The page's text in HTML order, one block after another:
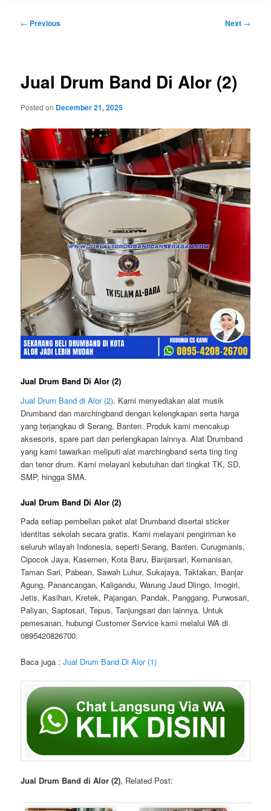
Post
← Previous Next →
Jual Drum Band Di Alor (2)
Posted on December 21, 2025
Jual Drum Band Di Alor (2)
Jual Drum Band di Alor (2). Kami menyediakan alat musik
Drumband dan marchingband dengan kelengkapan serta harga
yang terjangkau di Serang, Banten. Produk kami mencakup
aksesoris, spare part dan perlengkapan lainnya. Alat Drumband
yang kami tawarkan meliputi alat marchingband serta ting ting
dan tenor drum. Kami melayani kebutuhan dari tingkat TK, SD,
SMP, hingga SMA.
Jual Drum Band Di Alor (2)
Pada setiap pembelian paket alat Drumband disertai sticker
identitas sekolah secara gratis. Kami melayani pengiriman ke
seluruh wilayah Indonesia, seperti Serang, Banten, Curugmanis,
Cipocok Jaya, Kasemen, Kota Baru, Banjarsari, Kemanisan,
Taman Sari, Pabean, Sawah Luhur, Sukajaya, Taktakan, Banjar
Agung, Panancangan, Kaligandu, Warung Jaud Dlingo, Imogiri,
Jetis, Kasihan, Kretek, Pajangan, Pandak, Panggang, Purwosari,
Paliyan, Saptosari, Tepus, Tanjungsari dan lainnya. Untuk
pemesanan, hubungi Customer Service kami melalui WA di
0895420826700.
Baca juga :Jual Drum Band Di Alor (1)
Jual Drum Band di Alor (2), Related Post: